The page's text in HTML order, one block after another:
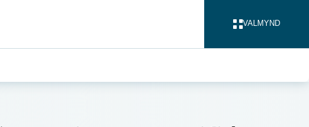
VALMYND